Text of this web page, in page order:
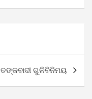
ଗୁଳିବିନିମୟ